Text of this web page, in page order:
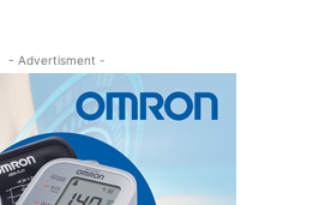
- Advertisment -